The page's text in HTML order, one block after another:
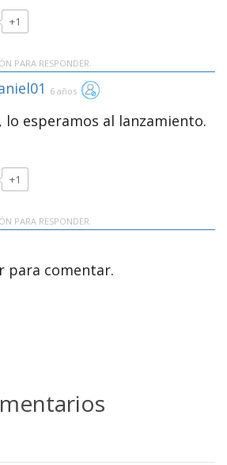
+1
PARA RESPONDER.
6 años
lo esperamos al lanzamiento.
+1
PARA RESPONDER.
para comentar.